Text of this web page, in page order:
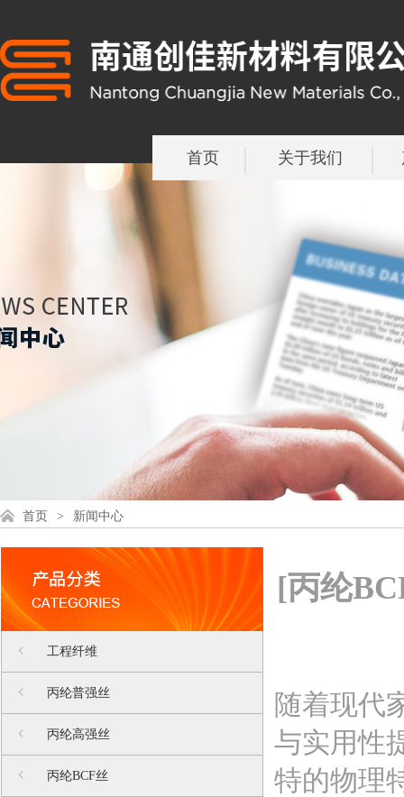
首页 关于我们
首页 > 新闻中心
工程纤维
丙纶普强丝
丙纶高强丝
丙纶BCF丝
[丙纶
随着现代
与实用性
特的物理